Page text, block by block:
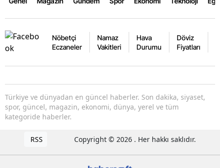
Nöbetçi
Eczaneler
Namaz
Vakitleri
Hava
Durumu
Döviz
Fiyatları
Türkiye ve dünyadan en güncel haberler. Son dakika, siyaset,
spor, güncel, magazin, ekonomi, dünya, yerel ve tüm
kategoride haberler.
RSS Copyright © 2026 . Her hakkı saklıdır.